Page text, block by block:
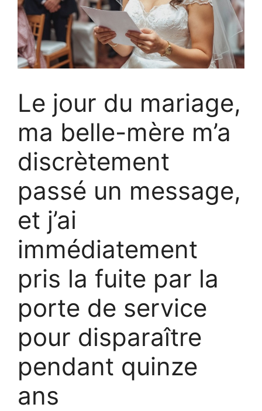
Le jour du mariage,
ma belle-mère m’a
discrètement
passé un message,
et j’ai
immédiatement
pris la fuite par la
porte de service
pour disparaître
pendant quinze
ans